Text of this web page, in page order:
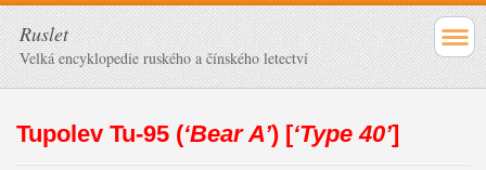
Ruslet
Velká encyklopedie ruského a čínského letectví
Tupolev Tu-95 (‘Bear A’) [‘Type 40’]